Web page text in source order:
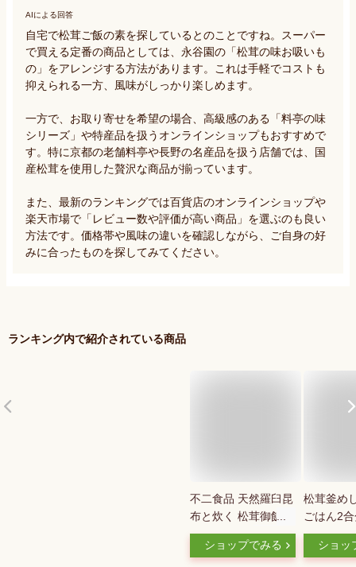
AIによる回答
自宅で松茸ご飯の素を探しているとのことですね。スーパー
で買える定番の商品としては、永谷園の「松茸の味お吸いも
の」をアレンジする方法があります。これは手軽でコストも
抑えられる一方、風味がしっかり楽しめます。
一方で、お取り寄せを希望の場合、高級感のある「料亭の味
シリーズ」や特産品を扱うオンラインショップもおすすめで
す。特に京都の老舗料亭や長野の名産品を扱う店舗では、国
産松茸を使用した贅沢な商品が揃っています。
また、最新のランキングでは百貨店のオンラインショップや
楽天市場で「レビュー数や評価が高い商品」を選ぶのも良い
方法です。価格帯や風味の違いを確認しながら、ご自身の好
みに合ったものを探してみてください。
ランキング内で紹介されている商品
不二食品 天然羅臼昆
布と炊く 松茸御飯の
素 146g×3箱
ショップでみる
松茸釜め
ごはん2
だに ご飯
煮 ハマ
ショッ